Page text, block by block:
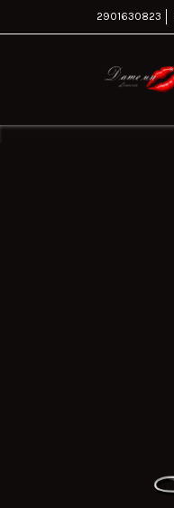
2901630823